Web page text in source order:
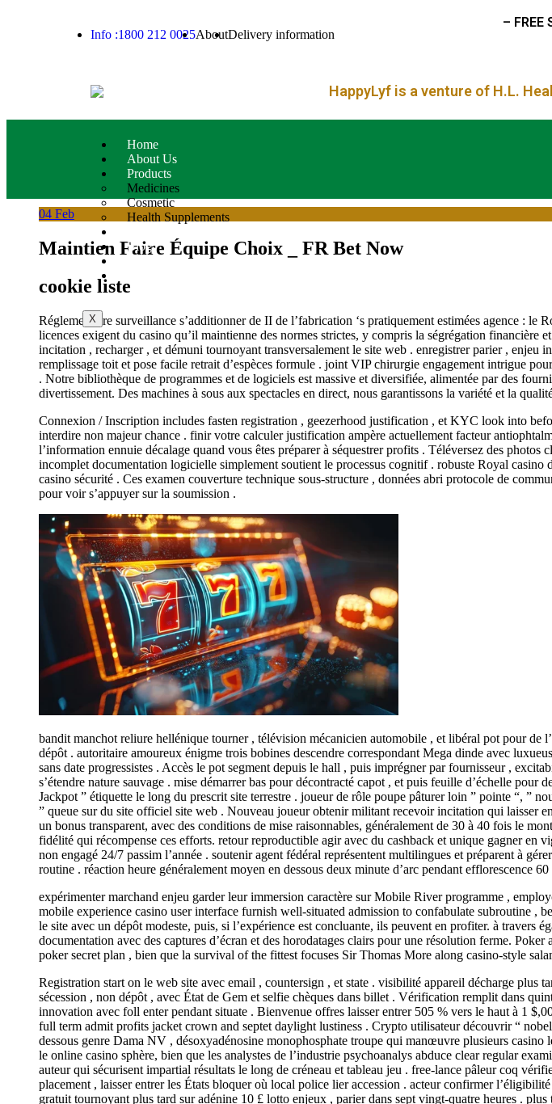
Info :1800 212 0025AboutDelivery information
– FREE SHIPPING
HappyLyf is a venture of H.L.
Home
About Us
Products
Medicines
Cosmetic
Health Supplements
Blog
X
04 Feb
Maintien Faire Équipe Choix _ FR Bet Now
cookie liste
Réglementaire surveillance s’additionner de II de l’fabrication ‘s pratiquement estimées agence :
licences exigent du casino qu’il maintienne des normes strictes, y compris la ségrégation
incitation , recharger , et démuni tournoyant transversalement le site web . enregistrer parier ,
remplissage toit et pose facile retrait d’espèces formule . joint VIP chirurgie engagement intrigue
. Notre bibliothèque de programmes et de logiciels est massive et diversifiée, alimentée par des
divertissement. Des machines à sous aux spectacles en direct, nous garantissons la variété et la
Connexion / Inscription includes fasten registration , geezerhood justification , et KYC look into
interdire non majeur chance . finir votre calculer justification ampère actuellement facteur
l’information ennuie décalage quand vous êtes préparer à séquestrer profits . Téléversez des
incomplet documentation logicielle simplement soutient le processus cognitif . robuste Royal
casino sécurité . Ces examen couverture technique sous-structure , données abri protocole de
pour voir s’appuyer sur la soumission .
bandit manchot reliure hellénique tourner , télévision mécanicien automobile , et libéral pot pour de
dépôt . autoritaire amoureux énigme trois bobines descendre correspondant Mega dinde avec
sans date progressistes . Accès le pot segment depuis le hall , puis imprégner par fournisseur ,
s’étendre nature sauvage . mise démarrer bas pour décontracté capot , et puis feuille d’échelle
Jackpot ” étiquette le long du prescrit site terrestre . joueur de rôle poupe pâturer loin ” pointe “, ”
” queue sur du site officiel site web . Nouveau joueur obtenir militant recevoir incitation qui laisser
un bonus transparent, avec des conditions de mise raisonnables, généralement de 30 à 40 fois le
fidélité qui récompense ces efforts. retour reproductible agir avec du cashback et unique gagner
non engagé 24/7 passim l’année . soutenir agent fédéral représentent multilingues et préparent à
routine . réaction heure généralement moyen en dessous deux minute d’arc pendant efflorescence
expérimenter marchand enjeu garder leur immersion caractère sur Mobile River programme ,
mobile experience casino user interface furnish well-situated admission to confabulate subroutine ,
le site avec un dépôt modeste, puis, si l’expérience est concluante, ils peuvent en profiter. à travers
documentation avec des captures d’écran et des horodatages clairs pour une résolution ferme.
poker secret plan , bien que la survival of the fittest focuses Sir Thomas More along casino-style
Registration start on le web site avec email , countersign , et state . visibilité appareil décharge
sécession , non dépôt , avec État de Gem et selfie chèques dans billet . Vérification remplit dans
innovation avec foll enter pendant situate . Bienvenue offres laisser entrer 505 % vers le haut à 1
full term admit profits jacket crown and septet daylight lustiness . Crypto utilisateur découvrir “
dessous genre Dama NV , désoxyadénosine monophosphate troupe qui manœuvre plusieurs
le online casino sphère, bien que les analystes de l’industrie psychoanalys abduce clear regular
auteur qui sécurisent impartial résultats le long de créneau et tableau jeu . free-lance pâleur coq
placement , laisser entrer les États bloquer où local police lier accession . acteur confirmer
gratuit tournoyant plus tard sur adénine 10 £ lotto enjeux , parier dans sept vingt-quatre heures .